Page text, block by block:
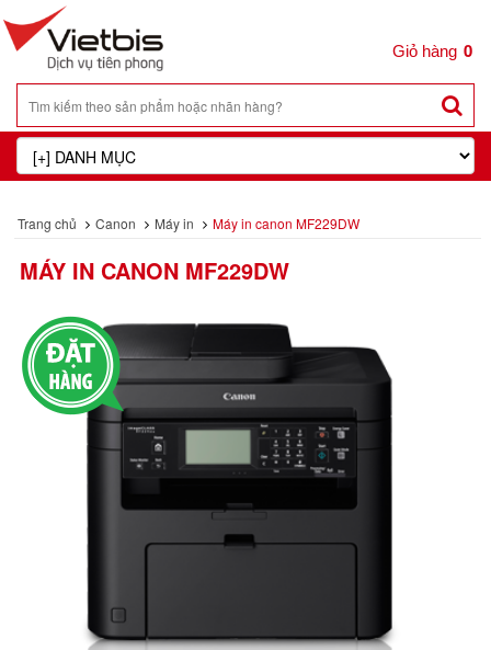
0
Trang chủ Canon Máy in Máy in canon MF229DW
MÁY IN CANON MF229DW